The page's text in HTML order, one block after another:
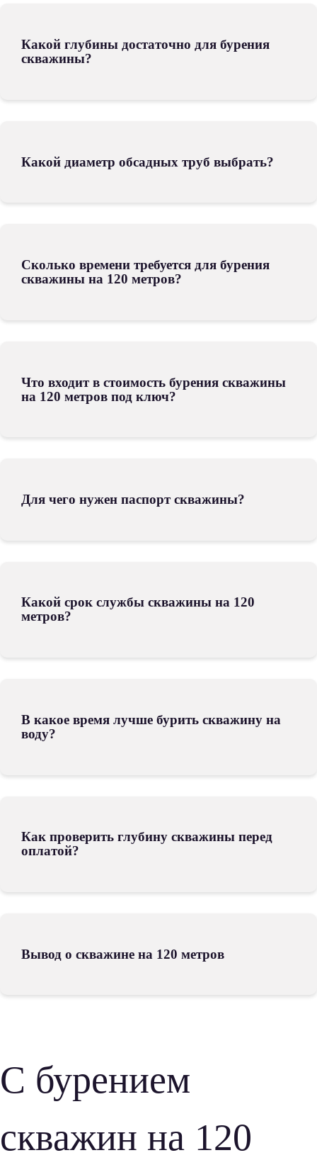
Какой глубины достаточно для бурения
скважины?
Какой диаметр обсадных труб выбрать?
Сколько времени требуется для бурения
скважины на 120 метров?
Что входит в стоимость бурения скважины
на 120 метров под ключ?
Для чего нужен паспорт скважины?
Какой срок службы скважины на 120
метров?
В какое время лучше бурить скважину на
воду?
Как проверить глубину скважины перед
оплатой?
Вывод о скважине на 120 метров
С бурением
скважин на 120